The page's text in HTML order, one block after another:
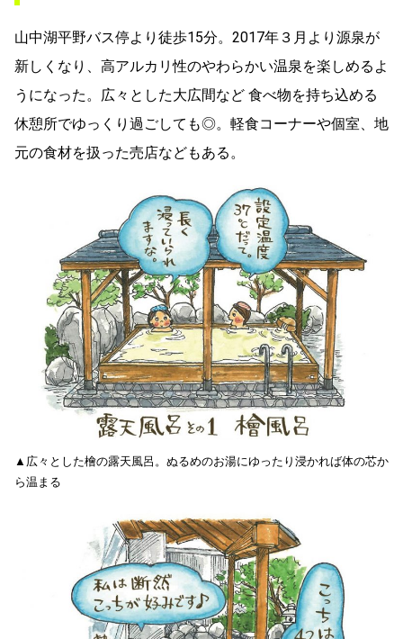
山中湖平野バス停より徒歩15分。2017年３月より源泉が
新しくなり、高アルカリ性のやわらかい温泉を楽しめるよ
うになった。広々とした大広間など 食べ物を持ち込める
休憩所でゆっくり過ごしても◎。軽食コーナーや個室、地
元の食材を扱った売店などもある。
▲広々とした檜の露天風呂。ぬるめのお湯にゆったり浸かれば体の芯か
ら温まる